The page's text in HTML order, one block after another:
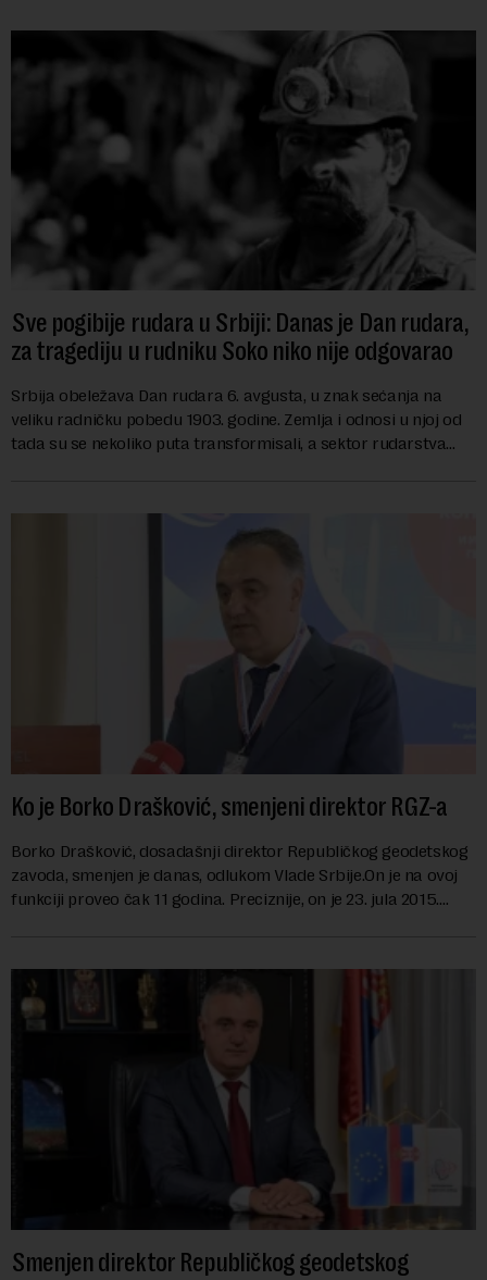
Sve pogibije rudara u Srbiji: Danas je Dan rudara,
za tragediju u rudniku Soko niko nije odgovarao
Srbija obeležava Dan rudara 6. avgusta, u znak sećanja na
veliku radničku pobedu 1903. godine. Zemlja i odnosi u njoj od
tada su se nekoliko puta transformisali, a sektor rudarstva
Ko je Borko Drašković, smenjeni direktor RGZ-a
Borko Drašković, dosadašnji direktor Republičkog geodetskog
zavoda, smenjen je danas, odlukom Vlade Srbije.On je na ovoj
funkciji proveo čak 11 godina. Preciznije, on je 23. jula 2015.
Smenjen direktor Republičkog geodetskog